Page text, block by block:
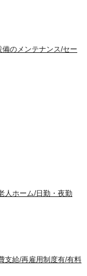
のメンテナンス/セー
人ホーム/日勤・夜勤
支給/再雇用制度有/有料